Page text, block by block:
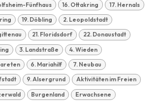
Fünfhaus 16. Ottakring 17. Hernals
19. Döbling 2. Leopoldstadt
21. Floridsdorf 22. Donaustadt
3. Landstraße 4. Wieden
6. Mariahilf 7. Neubau
9. Alsergrund Aktivitäten im Freien
Burgenland Erwachsene